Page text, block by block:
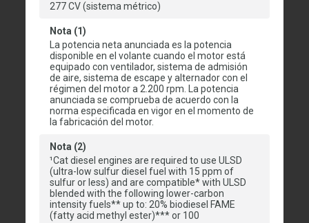
277 CV (sistema métrico)
Nota (1)
La potencia neta anunciada es la potencia
disponible en el volante cuando el motor está
equipado con ventilador, sistema de admisión
de aire, sistema de escape y alternador con el
régimen del motor a 2.200 rpm. La potencia
anunciada se comprueba de acuerdo con la
norma especificada en vigor en el momento de
la fabricación del motor.
Nota (2)
¹Cat diesel engines are required to use ULSD
(ultra-low sulfur diesel fuel with 15 ppm of
sulfur or less) and are compatible* with ULSD
blended with the following lower-carbon
intensity fuels** up to: 20% biodiesel FAME
(fatty acid methyl ester)*** or 100